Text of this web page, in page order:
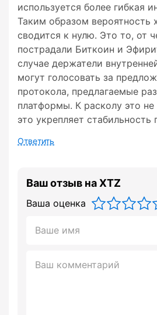
используется более гибкая
Таким образом вероятность
сводится к нулю. Это то, от
пострадали Биткоин и
случае держатели
могут голосовать за
протокола, предлагаемые
платформы. К расколу это
это укрепляет стабильность
Ответить
Ваш отзыв на XTZ
Ваша оценка